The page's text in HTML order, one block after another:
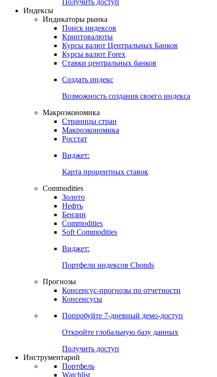
Попробуйте7-дневный
Откройте глобальную базу данных
Получить доступ
Индикаторы рынка
Поиск индексов
Курсы валют Центральных Банков
Ставки центральных банков
Создать индекс
Возможность создания своего индекса
Страницы стран
Росстат
Виджет:
Карта процентных ставок
Commodities
Золото
Бензин
Soft Commodities
Виджет:
Портфели индексов Cbonds
Прогнозы
Консенсусы
Попробуйте7-дневный
Откройте глобальную базу данных